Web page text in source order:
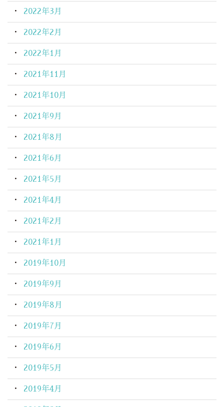
2022年3月
2022年2月
2022年1月
2021年11月
2021年10月
2021年9月
2021年8月
2021年6月
2021年5月
2021年4月
2021年2月
2021年1月
2019年10月
2019年9月
2019年8月
2019年7月
2019年6月
2019年5月
2019年4月